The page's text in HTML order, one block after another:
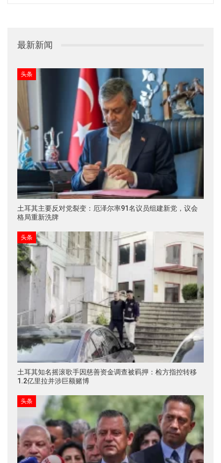
最新新闻
头条
土耳其主要反对党裂变：厄泽尔率91名议员组建新党，议会
格局重新洗牌
头条
土耳其知名摇滚歌手因慈善资金调查被羁押：检方指控转移
1.2亿里拉并涉巨额赌博
头条